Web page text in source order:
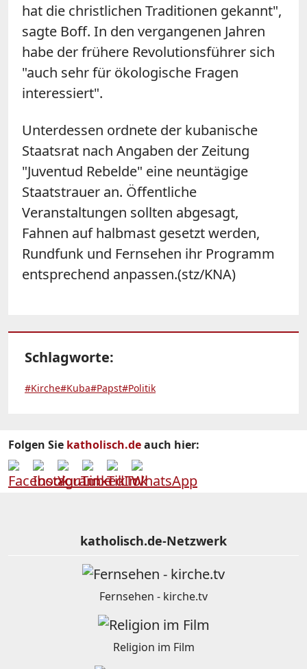
hat die christlichen Traditionen gekannt",
sagte Boff. In den vergangenen Jahren
habe der frühere Revolutionsführer sich
"auch sehr für ökologische Fragen
interessiert".
Unterdessen ordnete der kubanische
Staatsrat nach Angaben der Zeitung
"Juventud Rebelde" eine neuntägige
Staatstrauer an. Öffentliche
Veranstaltungen sollten abgesagt,
Fahnen auf halbmast gesetzt werden,
Rundfunk und Fernsehen ihr Programm
entsprechend anpassen.(stz/KNA)
Schlagworte:
#Kirche#Kuba#Papst#Politik
Folgen Sie katholisch.deauch hier:
katholisch.de-Netzwerk
Fernsehen - kirche.tv
Religion im Film